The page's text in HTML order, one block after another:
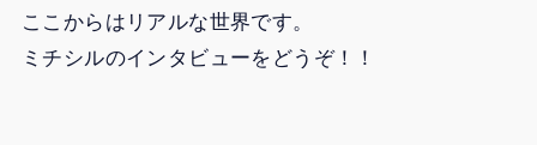
ここからはリアルな世界です。
ミチシルのインタビューをどうぞ！！